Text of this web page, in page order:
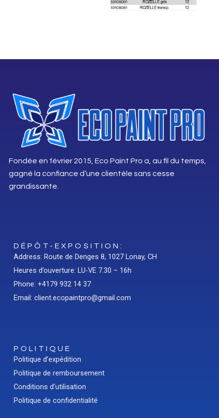
Fondée en février 2015, Eco Paint Pro a, au fil du temps,
gagné la confiance d’une clientèle sans cesse
grandissante.
DÉPÔT-EXPOSITION:
Address: Route de Denges 8, 1027 Lonay, CH
Heures d’ouverture: LU-VE 7.30 – 16h
Phone: +4179 932 14 37
Email: client.ecopaintpro@gmail.com
POLITIQUE
Politique d’expédition
Politique de remboursement
Conditions d’utilisation
Politique de confidentialité